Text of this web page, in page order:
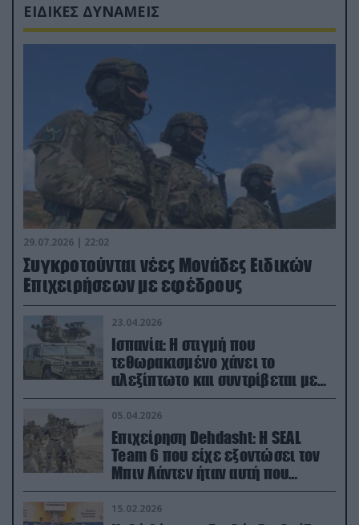
ΕΙΔΙΚΕΣ ΔΥΝΑΜΕΙΣ
29.07.2026 | 22:02
Συγκροτούνται νέες Μονάδες Ειδικών
Επιχειρήσεων με εφέδρους
23.04.2026
Ισπανία: Η στιγμή που
τεθωρακισμένο χάνει το
αλεξίπτωτο και συντρίβεται με
ορμή στο έδαφος (βίντεο)
05.04.2026
Επιχείρηση Dehdasht: Η SEAL
Team 6 που είχε εξοντώσει τον
Μπιν Λάντεν ήταν αυτή που
διέσωσε τον πιλότο του F-15
15.02.2026